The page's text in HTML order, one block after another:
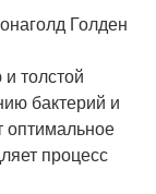
Голден
толстой
бактерий и
оптимальное
процесс